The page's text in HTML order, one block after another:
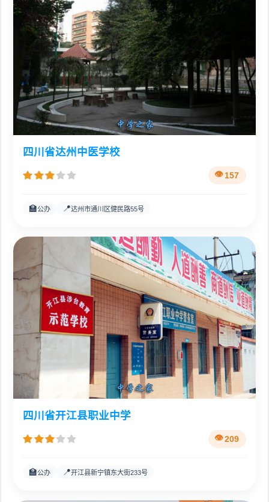
四川省达州中医学校
157
🏫公办 📍达州市通川区健民路55号
四川省开江县职业中学
209
🏫公办 📍开江县新宁镇东大街233号